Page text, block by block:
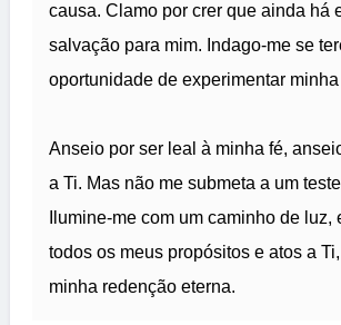
causa. Clamo por crer que ainda há
salvação para mim. Indago-me se
oportunidade de experimentar
Anseio por ser leal à minha fé,
a Ti. Mas não me submeta a um
Ilumine-me com um caminho de luz,
todos os meus propósitos e atos a
minha redenção eterna.